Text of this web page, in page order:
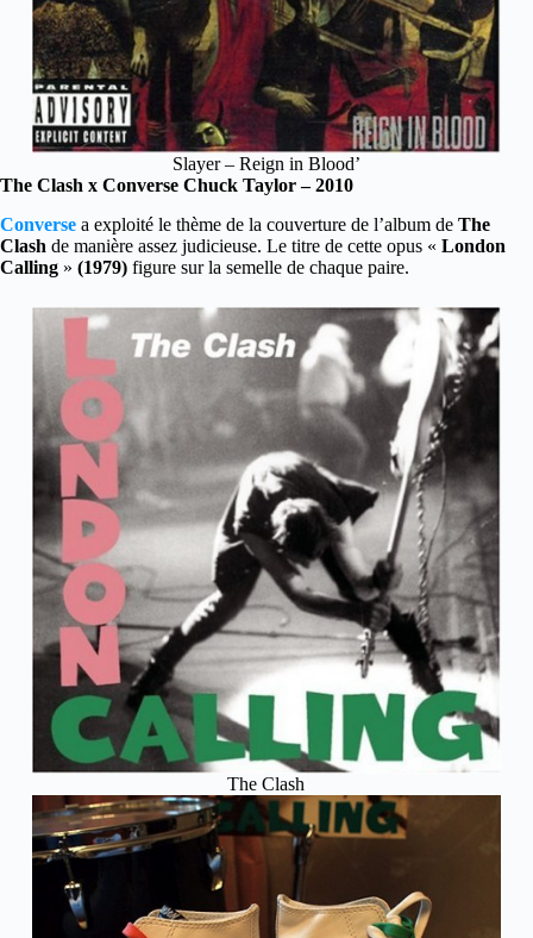
Slayer – Reign in Blood’
The Clash x Converse Chuck Taylor – 2010
Converse a exploité le thème de la couverture de l’album de The
Clash de manière assez judicieuse. Le titre de cette opus « London
Calling » (1979) figure sur la semelle de chaque paire.
The Clash